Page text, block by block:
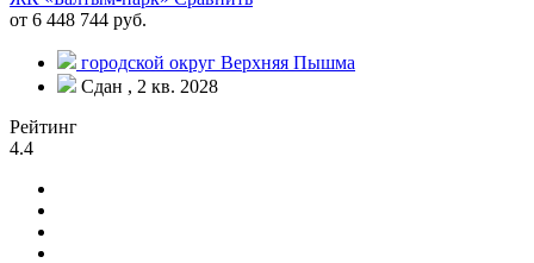
от 6 448 744 руб.
городской округ Верхняя Пышма
Сдан , 2 кв. 2028
Рейтинг
4.4